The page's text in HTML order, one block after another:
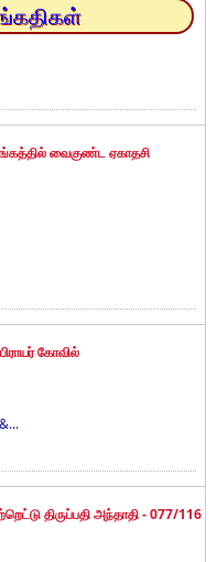
வைகுண்ட ஏகாதசி
கோவில்
திருப்பதி அந்தாதி - 077/116